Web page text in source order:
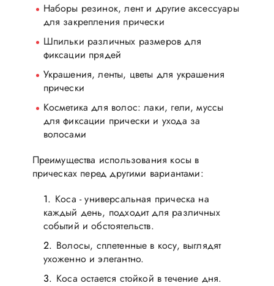
Наборы резинок, лент и другие аксессуары
для закрепления прически
Шпильки различных размеров для
фиксации прядей
Украшения, ленты, цветы для украшения
прически
Косметика для волос: лаки, гели, муссы
для фиксации прически и ухода за
волосами
Преимущества использования косы в
прическах перед другими вариантами:
Коса - универсальная прическа на
каждый день, подходит для различных
событий и обстоятельств.
Волосы, сплетенные в косу, выглядят
ухоженно и элегантно.
Коса остается стойкой в течение дня.